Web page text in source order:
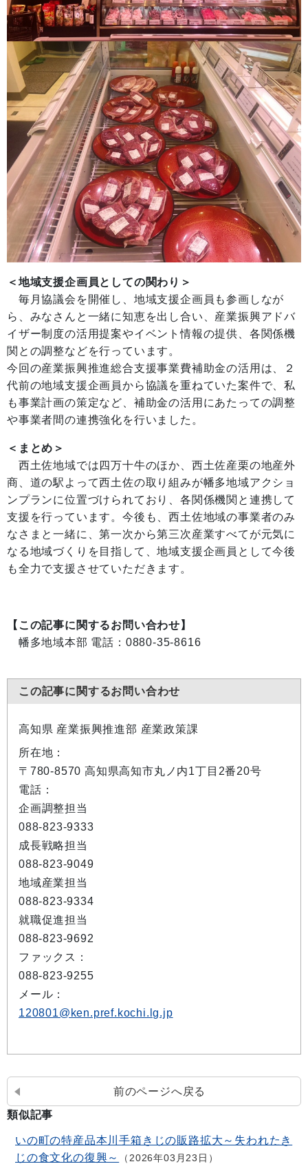
＜地域支援企画員としての関わり＞
毎月協議会を開催し、地域支援企画員も参画しなが
ら、みなさんと一緒に知恵を出し合い、産業振興アドバ
イザー制度の活用提案やイベント情報の提供、各関係機
関との調整などを行っています。
今回の産業振興推進総合支援事業費補助金の活用は、２
代前の地域支援企画員から協議を重ねていた案件で、私
も事業計画の策定など、補助金の活用にあたっての調整
や事業者間の連携強化を行いました。
＜まとめ＞
西土佐地域では四万十牛のほか、西土佐産栗の地産外
商、道の駅よって西土佐の取り組みが幡多地域アクショ
ンプランに位置づけられており、各関係機関と連携して
支援を行っています。今後も、西土佐地域の事業者のみ
なさまと一緒に、第一次から第三次産業すべてが元気に
なる地域づくりを目指して、地域支援企画員として今後
も全力で支援させていただきます。
【この記事に関するお問い合わせ】
幡多地域本部 電話：0880-35-8616
この記事に関するお問い合わせ
高知県 産業振興推進部 産業政策課
所在地：
〒780-8570 高知県高知市丸ノ内1丁目2番20号
電話：
企画調整担当
088-823-9333
成長戦略担当
088-823-9049
地域産業担当
088-823-9334
就職促進担当
088-823-9692
ファックス：
088-823-9255
メール：
120801@ken.pref.kochi.lg.jp
前のページへ戻る
類似記事
いの町の特産品本川手箱きじの販路拡大～失われたき
じの食文化の復興～
2026年03月23日